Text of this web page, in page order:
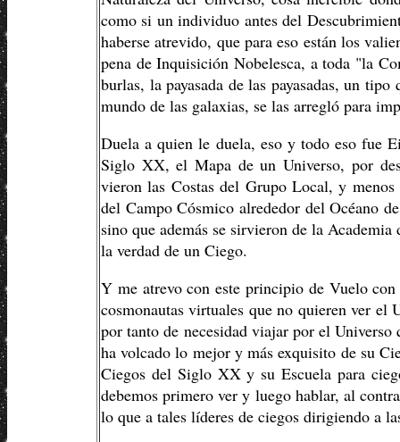
como si un individuo antes del
haberse atrevido, que para eso están los
pena de Inquisición Nobelesca, a toda "la
burlas, la payasada de las payasadas, un
mundo de las galaxias, se las arregló para
Duela a quien le duela, eso y todo eso fue
Siglo XX, el Mapa de un Universo, por
vieron las Costas del Grupo Local, y
del Campo Cósmico alrededor del Océano
sino que además se sirvieron de la
la verdad de un Ciego.
Y me atrevo con este principio de Vuelo
cosmonautas virtuales que no quieren ver el
por tanto de necesidad viajar por el
ha volcado lo mejor y más exquisito de su
Ciegos del Siglo XX y su Escuela para
debemos primero ver y luego hablar, al
lo que a tales líderes de ciegos dirigiendo a